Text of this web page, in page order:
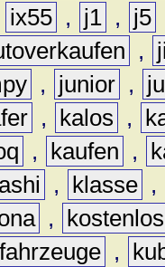
ix55 , j1 , j5
,
, junior ,
, kalos ,
, kaufen ,
, klasse ,
,
kostenlos
,